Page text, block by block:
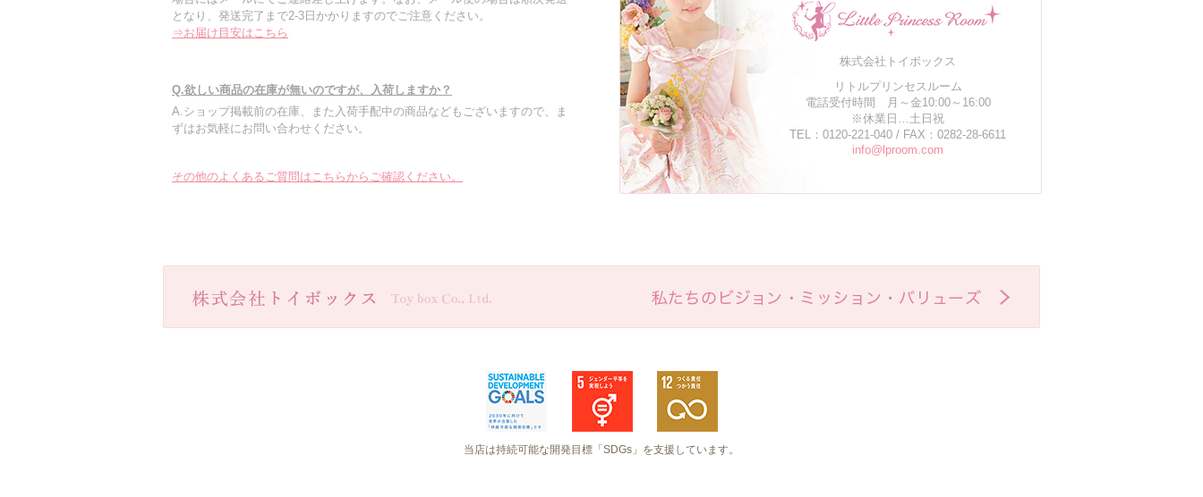
となり、発送完了まで2-3日かかりますのでご注意ください。
⇒お届け目安はこちら
Q.欲しい商品の在庫が無いのですが、入荷しますか？
A.ショップ掲載前の在庫、また入荷手配中の商品などもございますので、ま
ずはお気軽にお問い合わせください。
その他のよくあるご質問はこちらからご確認ください。
株式会社トイボックス
リトルプリンセスルーム
電話受付時間 月～金10:00～16:00
※休業日…土日祝
TEL：0120-221-040 / FAX：0282-28-6611
info@lproom.com
当店は持続可能な開発目標「SDGs」を支援しています。